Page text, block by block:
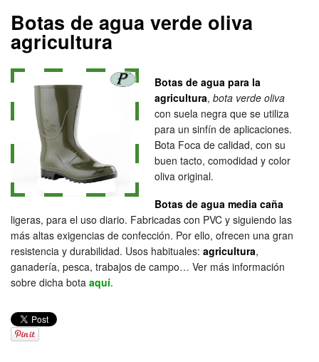
Botas de agua verde oliva
agricultura
Botas de agua para la
agricultura, bota verde oliva
con suela negra que se utiliza
para un sinfín de aplicaciones.
Bota Foca de calidad, con su
buen tacto, comodidad y color
oliva original.
Botas de agua media caña
ligeras, para el uso diario. Fabricadas con PVC y siguiendo las
más altas exigencias de confección. Por ello, ofrecen una gran
resistencia y durabilidad. Usos habituales: agricultura,
ganadería, pesca, trabajos de campo… Ver más información
sobre dicha bota aquí.